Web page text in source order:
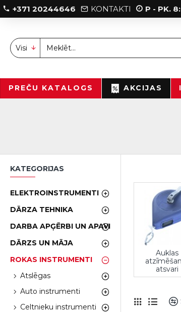
+371 20244646 KONTAKTI P - PK.
Visi
PREČU KATALOGS AKCIJAS
KATEGORIJAS
ELEKTROINSTRUMENTI
DĀRZA TEHNIKA
DARBA APĢĒRBI UN APAVI
DĀRZS UN MĀJA
ROKAS INSTRUMENTI
Atslēgas
Auto instrumenti
Celtnieku instrumenti
Auklas
atsvari